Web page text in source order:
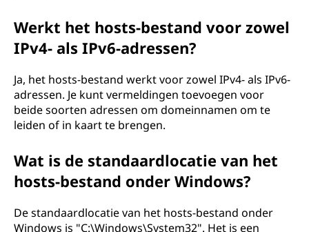
Werkt het hosts-bestand voor zowel
IPv4- als IPv6-adressen?
Ja, het hosts-bestand werkt voor zowel IPv4- als IPv6-
adressen. Je kunt vermeldingen toevoegen voor
beide soorten adressen om domeinnamen om te
leiden of in kaart te brengen.
Wat is de standaardlocatie van het
hosts-bestand onder Windows?
De standaardlocatie van het hosts-bestand onder
Windows is "C:\Windows\System32". Het is een